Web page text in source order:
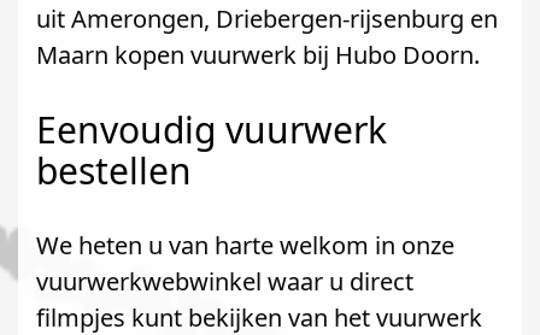
uit Amerongen, Driebergen-rijsenburg en
Maarn kopen vuurwerk bij Hubo Doorn.
Eenvoudig vuurwerk
bestellen
We heten u van harte welkom in onze
vuurwerkwebwinkel waar u direct
filmpjes kunt bekijken van het vuurwerk